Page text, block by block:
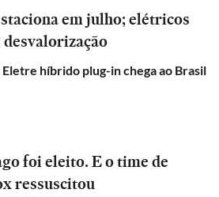
em julho; elétricos
desvalorização
híbrido plug-in chega ao Brasil
foi eleito. E o time de
ressuscitou